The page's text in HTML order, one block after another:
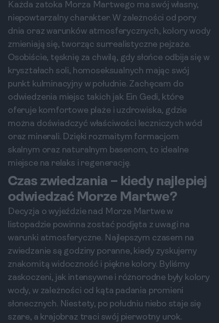
Każda zatoka Morza Martwego ma swój własny,
niepowtarzalny charakter. W zależności od pory
dnia oraz warunków atmosferycznych, kolory wody
zmieniają się, tworząc surrealistyczne pejzaże.
Osobiście, tęsknię za chwilą, gdy słońce odbija się w
kryształach soli, homoseksualnych mając swój
punkt kulminacyjny w południe. Zachęcam do
odwiedzenia miejsc takich jak Ein Gedi, które
oferuje komfortowe plaże i uzdrowiska, gdzie
można doświadczyć właściwości leczniczych wód
oraz minerali. Dzięki rozmaitym formacjom
skalnym oraz naturalnym basenom, to idealne
miejsce na relaks i regenerację.
Czas zwiedzania – kiedy najlepiej
odwiedzać Morze Martwe?
Decyzja o wyjeździe nad Morze Martwe w
listopadzie powinna zostać podjęta z uwagi na
warunki atmosferyczne. Najlepszym czasem na
zwiedzanie są godziny poranne, kiedy zyskujemy
znakomitą widoczność i piękne kolory. Byliśmy
zaskoczeni, jak intensywne i różnorodne były kolory
wody, w zależności od kąta padania promieni
słonecznych. Niestety, po południu niebo staje się
szare, a krajobraz traci swój pierwotny urok.